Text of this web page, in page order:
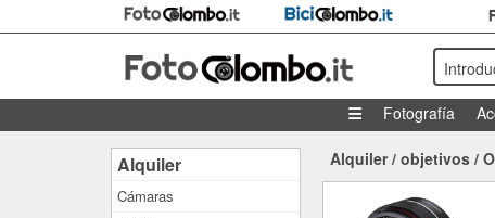
Fotografía
Alquiler
Cámaras
Alquiler/ objetivos /